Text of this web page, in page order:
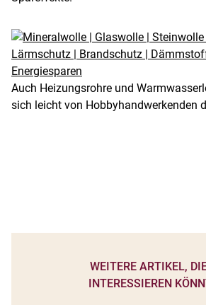
Auch Heizungsrohre und
sich leicht von Hobbyhandwerkenden
WEITERE ARTIKEL,
INTERESSIEREN